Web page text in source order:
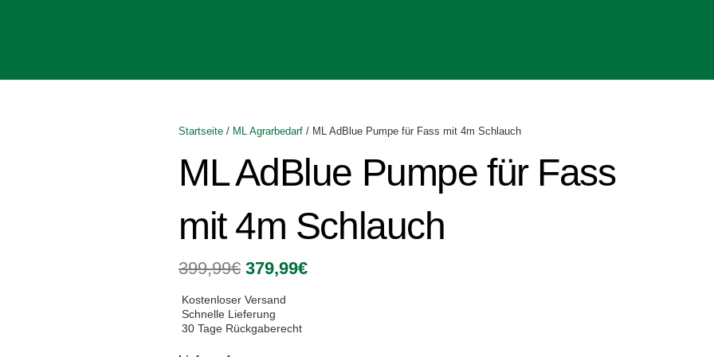
Startseite / ML Agrarbedarf / ML AdBlue Pumpe für Fass mit 4m Schlauch
ML AdBlue Pumpe für Fass
mit 4m Schlauch
399,99€ Ursprünglicher
Preis
war:
399,99€
379,99€Aktueller
Kostenloser Versand
Schnelle Lieferung
30 Tage Rückgaberecht